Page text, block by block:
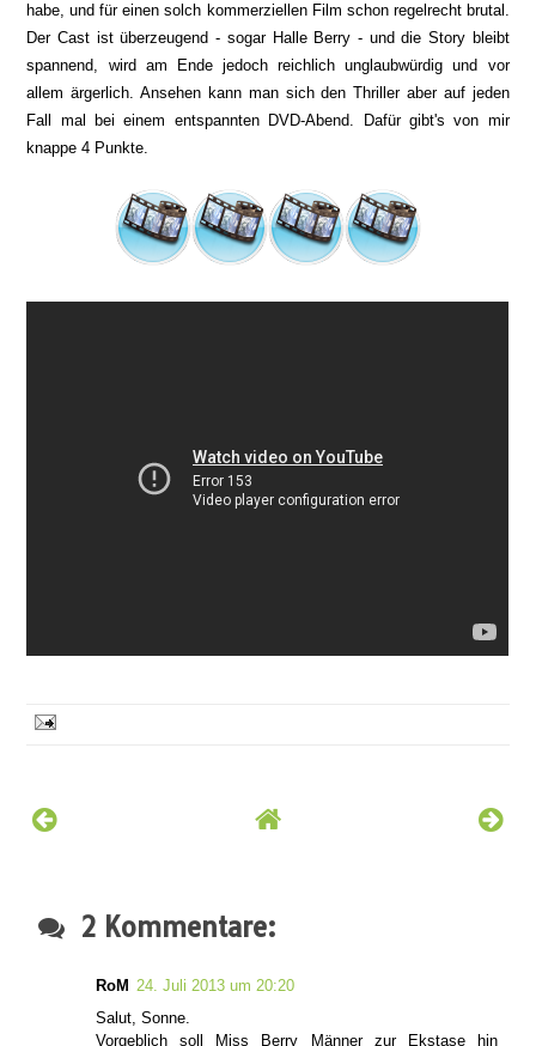
habe, und für einen solch kommerziellen Film schon regelrecht brutal.
Der Cast ist überzeugend - sogar Halle Berry - und die Story bleibt
spannend, wird am Ende jedoch reichlich unglaubwürdig und vor
allem ärgerlich. Ansehen kann man sich den Thriller aber auf jeden
Fall mal bei einem entspannten DVD-Abend. Dafür gibt's von mir
knappe 4 Punkte.
2 Kommentare:
RoM 24. Juli 2013 um 20:20
Salut, Sonne.
Vorgeblich soll Miss Berry Männer zur Ekstase hin